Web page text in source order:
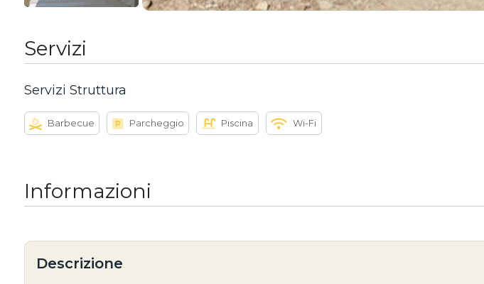
Servizi
Servizi Struttura
Barbecue Parcheggio Piscina Wi-Fi
Informazioni
Descrizione